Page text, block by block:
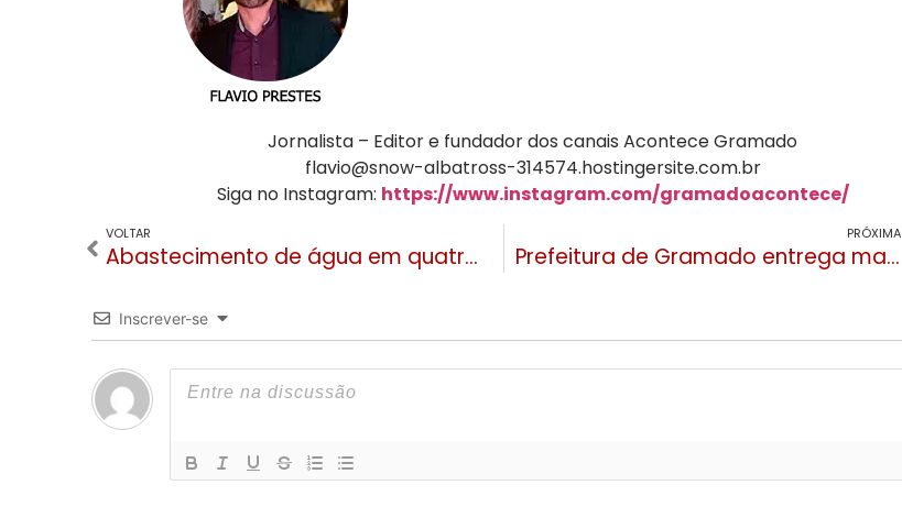
Jornalista – Editor e fundador dos canais Acontece Gramado
flavio@snow-albatross-314574.hostingersite.com.br
Siga no Instagram: https://www.instagram.com/gramadoacontece/
VOLTAR
Abastecimento de água em quatro bairros de Gramado será restabelecido de forma gradativa
PRÓXIMA
Prefeitura de Gramado entrega mais nove ruas pavimentadas no Vale dos Pinheiros
Inscrever-se